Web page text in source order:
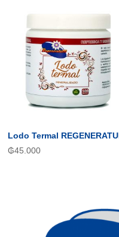
Lodo Termal
₲45.000